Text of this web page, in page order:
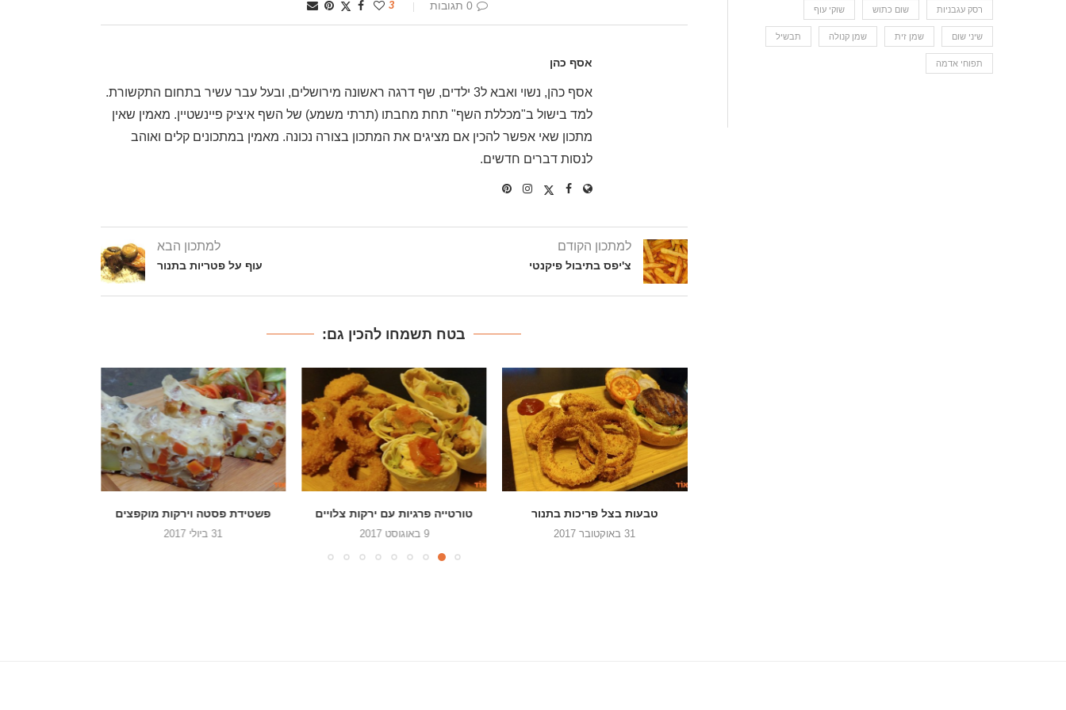
0 תגובות 3
אסף כהן
אסף כהן, נשוי ואבא ל3 ילדים, שף דרגה ראשונה מירושלים, ובעל עבר עשיר בתחום התקשורת.
למד בישול ב"מכללת השף" תחת מחבתו (תרתי משמע) של השף איציק פיינשטיין. מאמין שאין
מתכון שאי אפשר להכין אם מציגים את המתכון בצורה נכונה. מאמין במתכונים קלים ואוהב
לנסות דברים חדשים.
למתכון הקודם
צ'יפס בתיבול פיקנטי
למתכון הבא
עוף על פטריות בתנור
בטח תשמחו להכין גם:
טבעות בצל פריכות בתנור
31 באוקטובר 2017
טורטייה פרגיות עם ירקות צלויים
9 באוגוסט 2017
פשטידת פסטה וירקות מוקפצים
31 ביולי 2017
רסק עגבניות שום כתוש שוקי עוף
שיני שום שמן זית שמן קנולה תבשיל
תפוחי אדמה